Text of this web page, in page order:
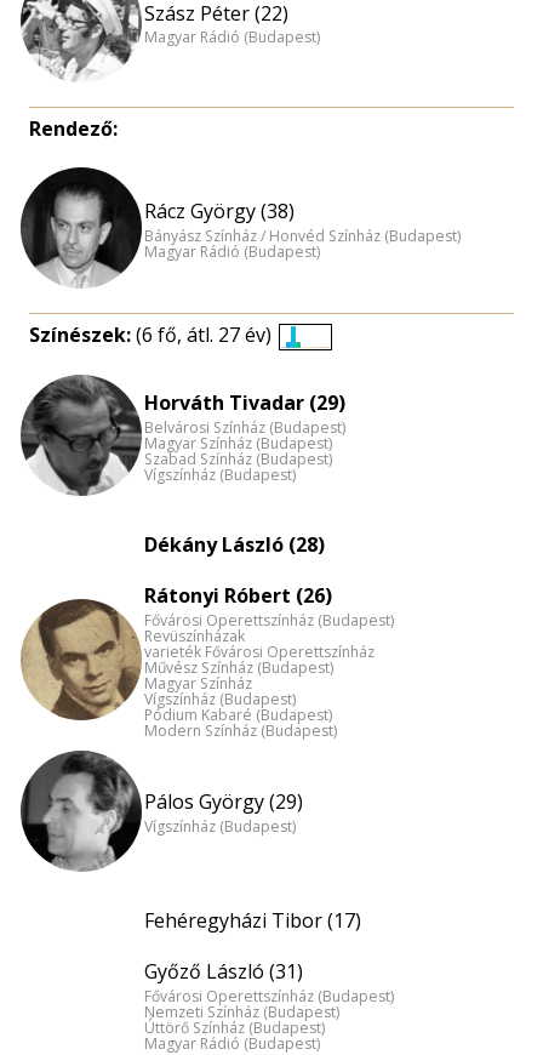
Szász Péter (22)
Magyar Rádió (Budapest)
Rendező:
Rácz György (38)
Bányász Színház / Honvéd Színház (Budapest)
Magyar Rádió (Budapest)
Színészek:(6 fő, átl. 27 év)
eloszlás
nagyítása
Horváth Tivadar (29)
Belvárosi Színház (Budapest)
Magyar Színház (Budapest)
Szabad Színház (Budapest)
Vígszínház (Budapest)
Dékány László (28)
Rátonyi Róbert (26)
Fővárosi Operettszínház (Budapest)
Revüszínházak
varieték Fővárosi Operettszínház
Művész Színház (Budapest)
Magyar Színház
Vígszínház (Budapest)
Pódium Kabaré (Budapest)
Modern Színház (Budapest)
Pálos György (29)
Vígszínház (Budapest)
Fehéregyházi Tibor (17)
Győző László (31)
Fővárosi Operettszínház (Budapest)
Nemzeti Színház (Budapest)
Úttörő Színház (Budapest)
Magyar Rádió (Budapest)